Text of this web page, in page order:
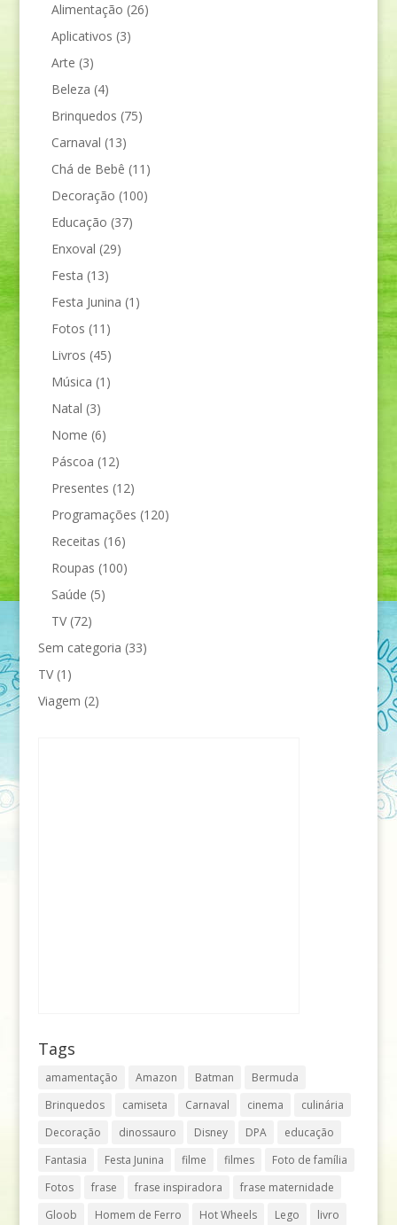
Alimentação (26)
Aplicativos (3)
Arte (3)
Beleza (4)
Brinquedos (75)
Carnaval (13)
Chá de Bebê (11)
Decoração (100)
Educação (37)
Enxoval (29)
Festa (13)
Festa Junina (1)
Fotos (11)
Livros (45)
Música (1)
Natal (3)
Nome (6)
Páscoa (12)
Presentes (12)
Programações (120)
Receitas (16)
Roupas (100)
Saúde (5)
TV(72)
Sem categoria (33)
TV(1)
Viagem (2)
Tags
amamentação Amazon Batman
Bermuda
Brinquedos
camiseta Carnaval cinema
culinária
Decoração
dinossauro Disney DPA
educação
Fantasia
Festa Junina filme filmes
Foto de família
Fotos
frase frase inspiradora
frase maternidade
Gloob
Homem de Ferro Hot Wheels Lego livro